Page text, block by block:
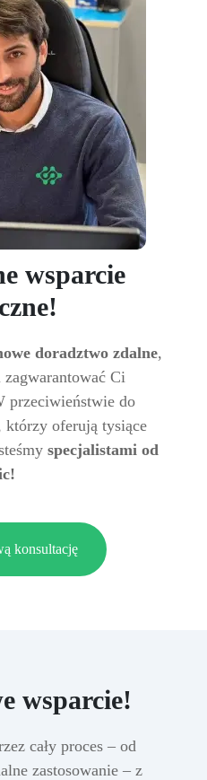
wsparcie
doradztwo zdalne,
Ci
przeciwieństwie do
którzy oferują tysiące
specjalistami od
konsultację
wsparcie!
cały proces – od
zastosowanie – z